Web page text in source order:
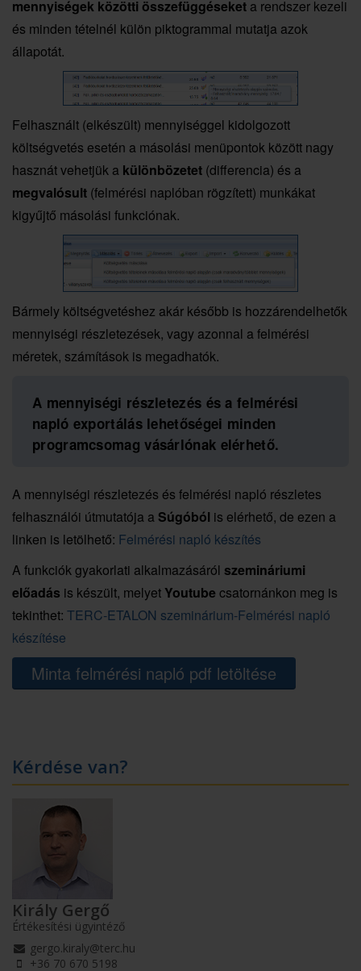
mennyiségek közötti összefüggéseket a rendszer kezeli
és minden tételnél külön piktogrammal mutatja azok
állapotát.
Felhasznált (elkészült) mennyiséggel kidolgozott
költségvetés esetén a másolási menüpontok között nagy
hasznát vehetjük a különbözetet (differencia) és a
megvalósult (felmérési naplóban rögzített) munkákat
kigyűjtő másolási funkciónak.
Bármely költségvetéshez akár később is hozzárendelhetők
mennyiségi részletezések, vagy azonnal a felmérési
méretek, számítások is megadhatók.
A mennyiségi részletezés és a felmérési
napló exportálás lehetőségei minden
programcsomag vásárlónak elérhető.
A mennyiségi részletezés és felmérési napló részletes
felhasználói útmutatója a Súgóból is elérhető, de ezen a
linken is letölhető: Felmérési napló készítés
A funkciók gyakorlati alkalmazásáról szemináriumi
előadás is készült, melyet Youtube csatornánkon meg is
tekinthet: TERC-ETALON szeminárium-Felmérési napló
készítése
Minta felmérési napló pdf letöltése
Kérdése van?
Király Gergő
Értékesítési ügyintéző
gergo.kiraly@terc.hu
+36 70 670 5198